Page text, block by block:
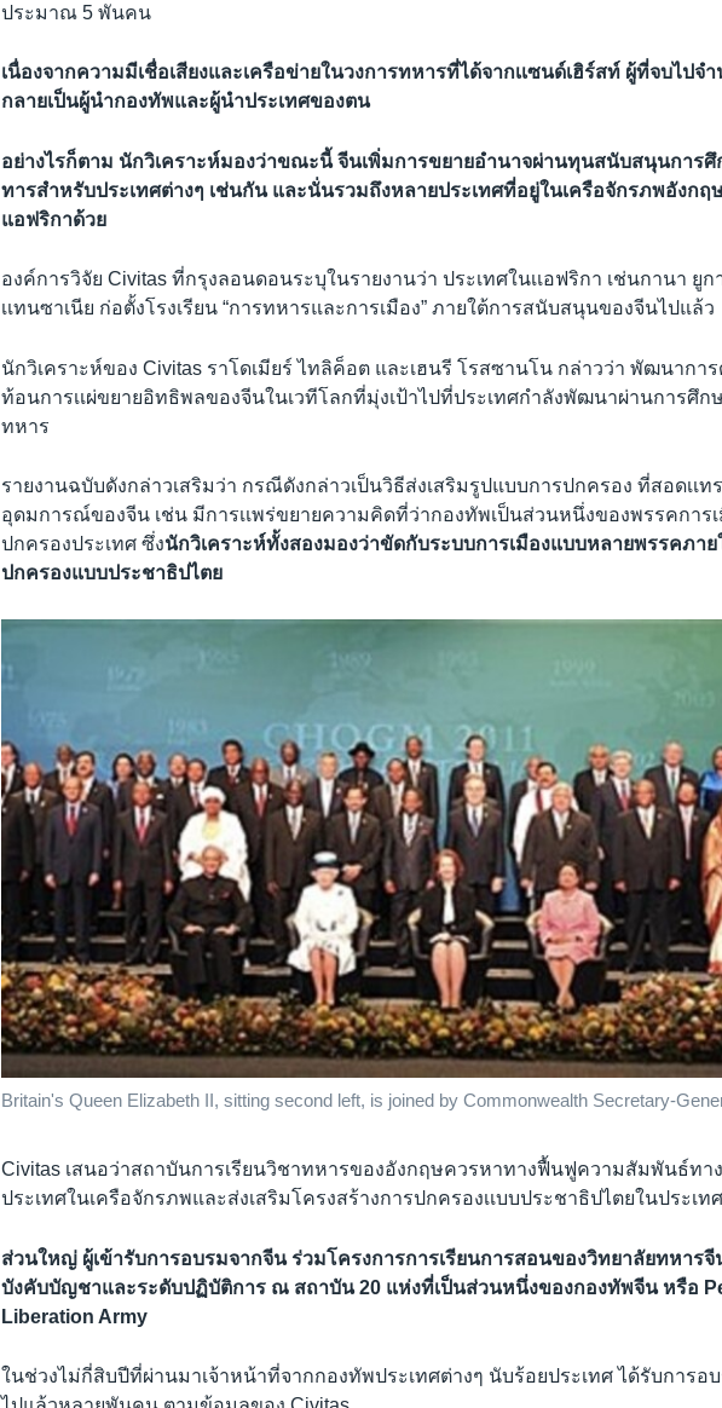
ประมาณ 5 พันคน
เนื่องจากความมีเชื่อเสียงและเครือข่ายในวงการทหารที่ได้จากเเซนด์เฮิร์สท์ ผู้ที่จบไปจ
กลายเป็นผู้นำกองทัพและผู้นำประเทศของตน
อย่างไรก็ตาม นักวิเคราะห์มองว่าขณะนี้ จีนเพิ่มการขยายอำนาจผ่านทุนสนับสนุนการศึ
ทารสำหรับประเทศต่างๆ เช่นกัน และนั่นรวมถึงหลายประเทศที่อยู่ในเครือจักรภพอังกฤ
แอฟริกาด้วย
องค์การวิจัย Civitas ที่กรุงลอนดอนระบุในรายงานว่า ประเทศในเเอฟริกา เช่นกานา ยูก
เเทนซาเนีย ก่อตั้งโรงเรียน “การทหารและการเมือง” ภายใต้การสนับสนุนของจีนไปแล้ว
นักวิเคราะห์ของ Civitas ราโดเมียร์ ไทลิค็อต และเฮนรี โรสซานโน กล่าวว่า พัฒนาการ
ท้อนการเเผ่ขยายอิทธิพลของจีนในเวทีโลกที่มุ่งเป้าไปที่ประเทศกำลังพัฒนาผ่านการศึก
ทหาร
รายงานฉบับดังกล่าวเสริมว่า กรณีดังกล่าวเป็นวิธีส่งเสริมรูปแบบการปกครอง ที่สอดเเท
อุดมการณ์ของจีน เช่น มีการเเพร่ขยายความคิดที่ว่ากองทัพเป็นส่วนหนึ่งของพรรคการ
ปกครองประเทศ ซึ่งนักวิเคราะห์ทั้งสองมองว่าขัดกับระบบการเมืองแบบหลายพรรคภาย
ปกครองแบบประชาธิปไตย
Britain's Queen Elizabeth II, sitting second left, is joined by Commonwealth Secretary-
Civitas เสนอว่าสถาบันการเรียนวิชาทหารของอังกฤษควรหาทางฟื้นฟูความสัมพันธ์ทา
ประเทศในเครือจักรภพและส่งเสริมโครงสร้างการปกครองเเบบประชาธิปไตยในประเท
ส่วนใหญ่ ผู้เข้ารับการอบรมจากจีน ร่วมโครงการการเรียนการสอนของวิทยาลัยทหารจี
บังคับบัญชาและระดับปฏิบัติการ ณ สถาบัน 20 แห่งที่เป็นส่วนหนึ่งของกองทัพจีน หรือ
Liberation Army
ในช่วงไม่กี่สิบปีที่ผ่านมาเจ้าหน้าที่จากกองทัพประเทศต่างๆ นับร้อยประเทศ ได้รับการอ